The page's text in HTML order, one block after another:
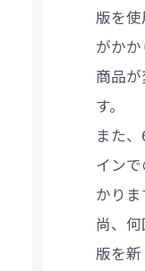
版を
がかか
商品
す。
また
イン
かりま
尚、
版を